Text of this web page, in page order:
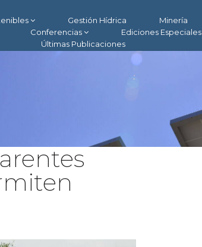
Gestión Hídrica Minería
Conferencias Ediciones Especiales
Últimas Publicaciones